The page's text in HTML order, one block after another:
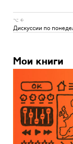
⌥ ←
Дискуссии по
Мои книги